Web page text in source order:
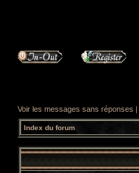
Voir les messages sans réponses |
Index du forum